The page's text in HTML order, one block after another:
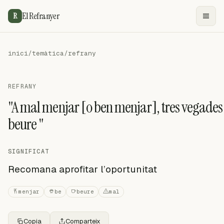
R El Refranyer
inici/temàtica/refrany
REFRANY
"A mal menjar [o ben menjar], tres vegades
beure "
SIGNIFICAT
Recomana aprofitar l’oportunitat
menjar be beure mal
Copia Comparteix